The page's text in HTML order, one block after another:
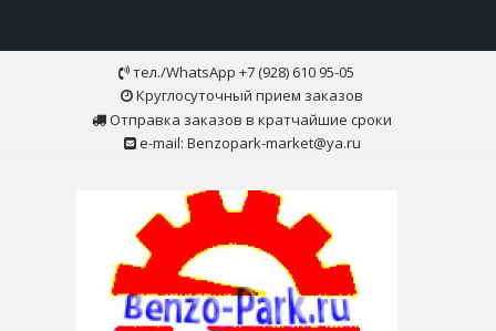
тел./WhatsApp +7 (928) 610 95-05
Круглосуточный прием заказов
Отправка заказов в кратчайшие сроки
e-mail: Benzopark-market@ya.ru